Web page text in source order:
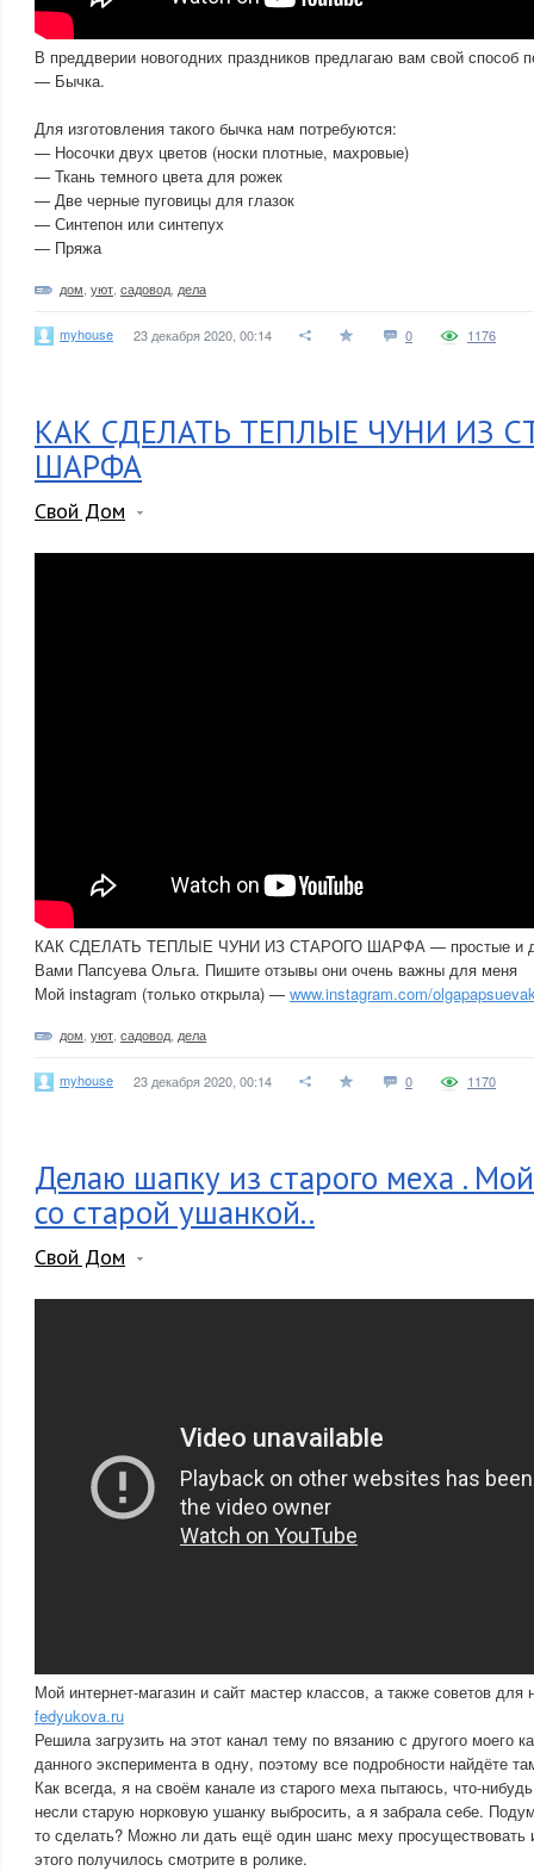
В преддверии новогодних праздников предлагаю вам свой способ
— Бычка.
Для изготовления такого бычка нам потребуются:
— Носочки двух цветов (носки плотные, махровые)
— Ткань темного цвета для рожек
— Две черные пуговицы для глазок
— Синтепон или синтепух
— Пряжа
дом уют садовод дела
myhouse 23 декабря 2020, 00:14 0 1176
КАК СДЕЛАТЬ ТЕПЛЫЕ ЧУНИ ИЗ
ШАРФА
Свой Дом
КАК СДЕЛАТЬ ТЕПЛЫЕ ЧУНИ ИЗ СТАРОГО ШАРФА — простые и
Вами Папсуева Ольга. Пишите отзывы они очень важны для меня
Мой instagram (только открыла) — www.instagram.com/
дом уют садовод дела
myhouse 23 декабря 2020, 00:14 0 1170
Делаю шапку из старого меха .
со старой ушанкой..
Свой Дом
Мой интернет-магазин и сайт мастер классов, а также советов для
fedyukova.ru
Решила загрузить на этот канал тему по вязанию с другого моего
данного эксперимента в одну, поэтому все подробности найдёте
Как всегда, я на своём канале из старого меха пытаюсь, что-
несли старую норковую ушанку выбросить, а я забрала себе.
то сделать? Можно ли дать ещё один шанс меху просуществовать
этого получилось смотрите в ролике.